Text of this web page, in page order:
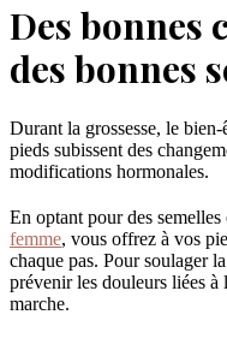
Des bonnes
des bonnes
Durant la grossesse, le
pieds subissent des
modifications hormonales.
En optant pour des semelles
femme, vous offrez à vos
chaque pas. Pour soulager
prévenir les douleurs liées
marche.